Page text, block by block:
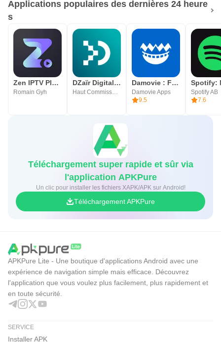
Applications populaires des dernières 24 heure
s
Zen IPTV Player
Romain Gyh
DZaïr Digital Services
Haut Commissariat à la Numérisation
Damovie : Film et Serie
Damovie Apps
9.5
Spotify AB
7.6
Téléchargement super rapide et sûr via
l'application APKPure
Un clic pour installer les fichiers XAPK/APK sur Android!
Téléchargement APKPure
APKPure Lite - Une boutique d'applications Android avec une
expérience de navigation simple mais efficace. Découvrez
l'application que vous voulez plus facilement, plus rapidement et
en toute sécurité.
SERVICE
Installer APK